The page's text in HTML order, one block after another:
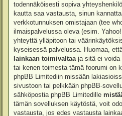
todennäköisesti sopiva
kautta saa vastausta, sinun
verkkotunnuksen omistajaan (tee
ilmaispalvelussa oleva (esim.
yhteyttä ylläpitoon tai
kyseisessä palvelussa. Huomaa,
lainkaan toimivaltaaja sitä ei voida
tai kenen toimesta tämä foorumi on
phpBB Limitediin missään
sivustoon tai pelkkään phpBB-
sähköpostia phpBB Limitedille
tämän sovelluksen käytöstä, voit
vastausta, jos edes vastausta